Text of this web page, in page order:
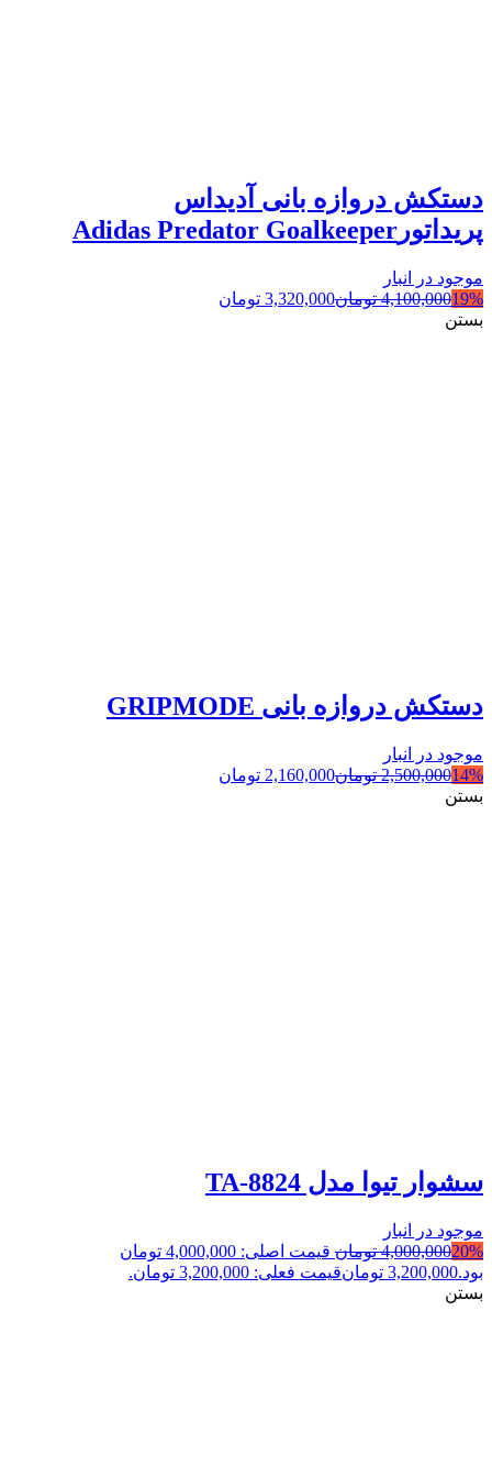
دستکش دروازه بانی آدیداس
پریداتورAdidas Predator Goalkeeper
موجود در انبار
19%
4,100,000 تومان3,320,000 تومان
بستن
دستکش دروازه بانی GRIPMODE
موجود در انبار
14%
2,500,000 تومان2,160,000 تومان
بستن
سشوار تیوا مدل TA-8824
موجود در انبار
20%
4,000,000 تومان
قیمت اصلی: 4,000,000 تومان
بود.3,200,000 تومانقیمت فعلی: 3,200,000 تومان.
بستن